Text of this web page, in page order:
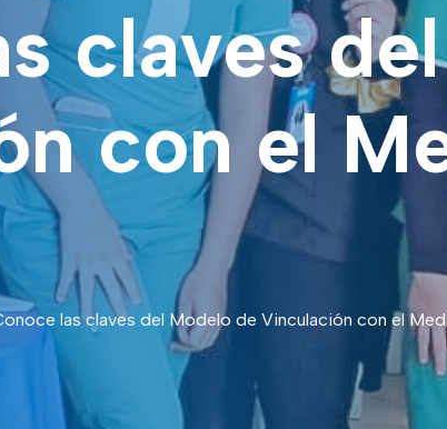
claves
con el
las claves del Modelo de Vinculación con el